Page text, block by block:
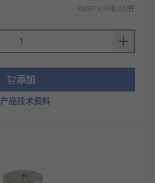
RMB13,988.62/件
添加
产品技术资料